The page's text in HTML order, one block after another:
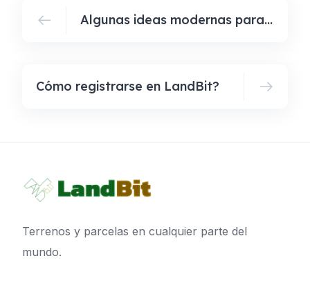
Algunas ideas modernas para generar ingresos con tus propiedades
Cómo registrarse en LandBit?
Terrenos y parcelas en cualquier parte del
mundo.